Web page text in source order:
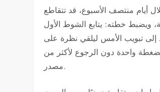
أيام منتصف الأسبوع، قد تتقاطع
ويضبط خطته: يتابع الشوط الأول
إلى تبويب الأمس ليلقي نظرة على
بضغطة واحدة دون الرجوع لأكثر من
مصدر.